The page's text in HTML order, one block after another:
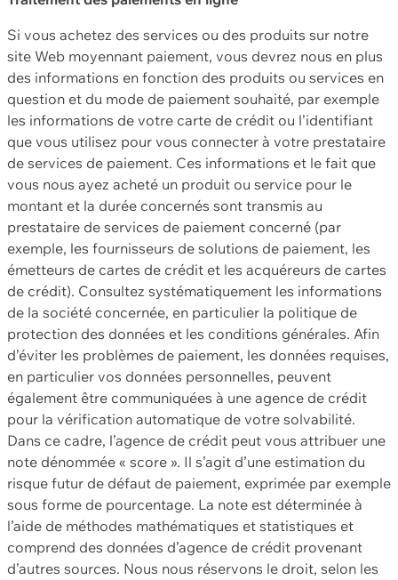
Si vous achetez des services ou des produits sur notre
site Web moyennant paiement, vous devrez nous en plus
des informations en fonction des produits ou services en
question et du mode de paiement souhaité, par exemple
les informations de votre carte de crédit ou l’identifiant
que vous utilisez pour vous connecter à votre prestataire
de services de paiement. Ces informations et le fait que
vous nous ayez acheté un produit ou service pour le
montant et la durée concernés sont transmis au
prestataire de services de paiement concerné (par
exemple, les fournisseurs de solutions de paiement, les
émetteurs de cartes de crédit et les acquéreurs de cartes
de crédit). Consultez systématiquement les informations
de la société concernée, en particulier la politique de
protection des données et les conditions générales. Afin
d’éviter les problèmes de paiement, les données requises,
en particulier vos données personnelles, peuvent
également être communiquées à une agence de crédit
pour la vérification automatique de votre solvabilité.
Dans ce cadre, l’agence de crédit peut vous attribuer une
note dénommée « score ». Il s’agit d’une estimation du
risque futur de défaut de paiement, exprimée par exemple
sous forme de pourcentage. La note est déterminée à
l’aide de méthodes mathématiques et statistiques et
comprend des données d’agence de crédit provenant
d’autres sources. Nous nous réservons le droit, selon les